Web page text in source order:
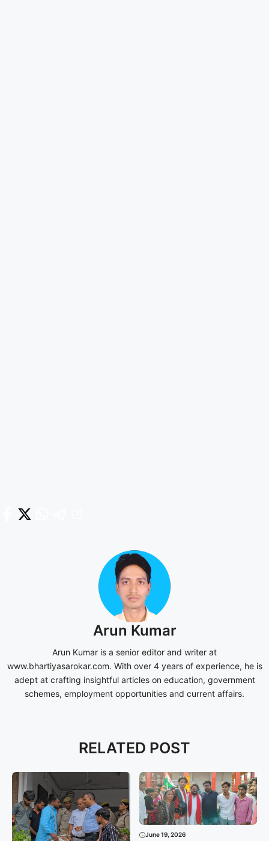
Arun Kumar
Arun Kumar is a senior editor and writer at
www.bhartiyasarokar.com. With over 4 years of experience, he is
adept at crafting insightful articles on education, government
schemes, employment opportunities and current affairs.
RELATED POST
June 19, 2026